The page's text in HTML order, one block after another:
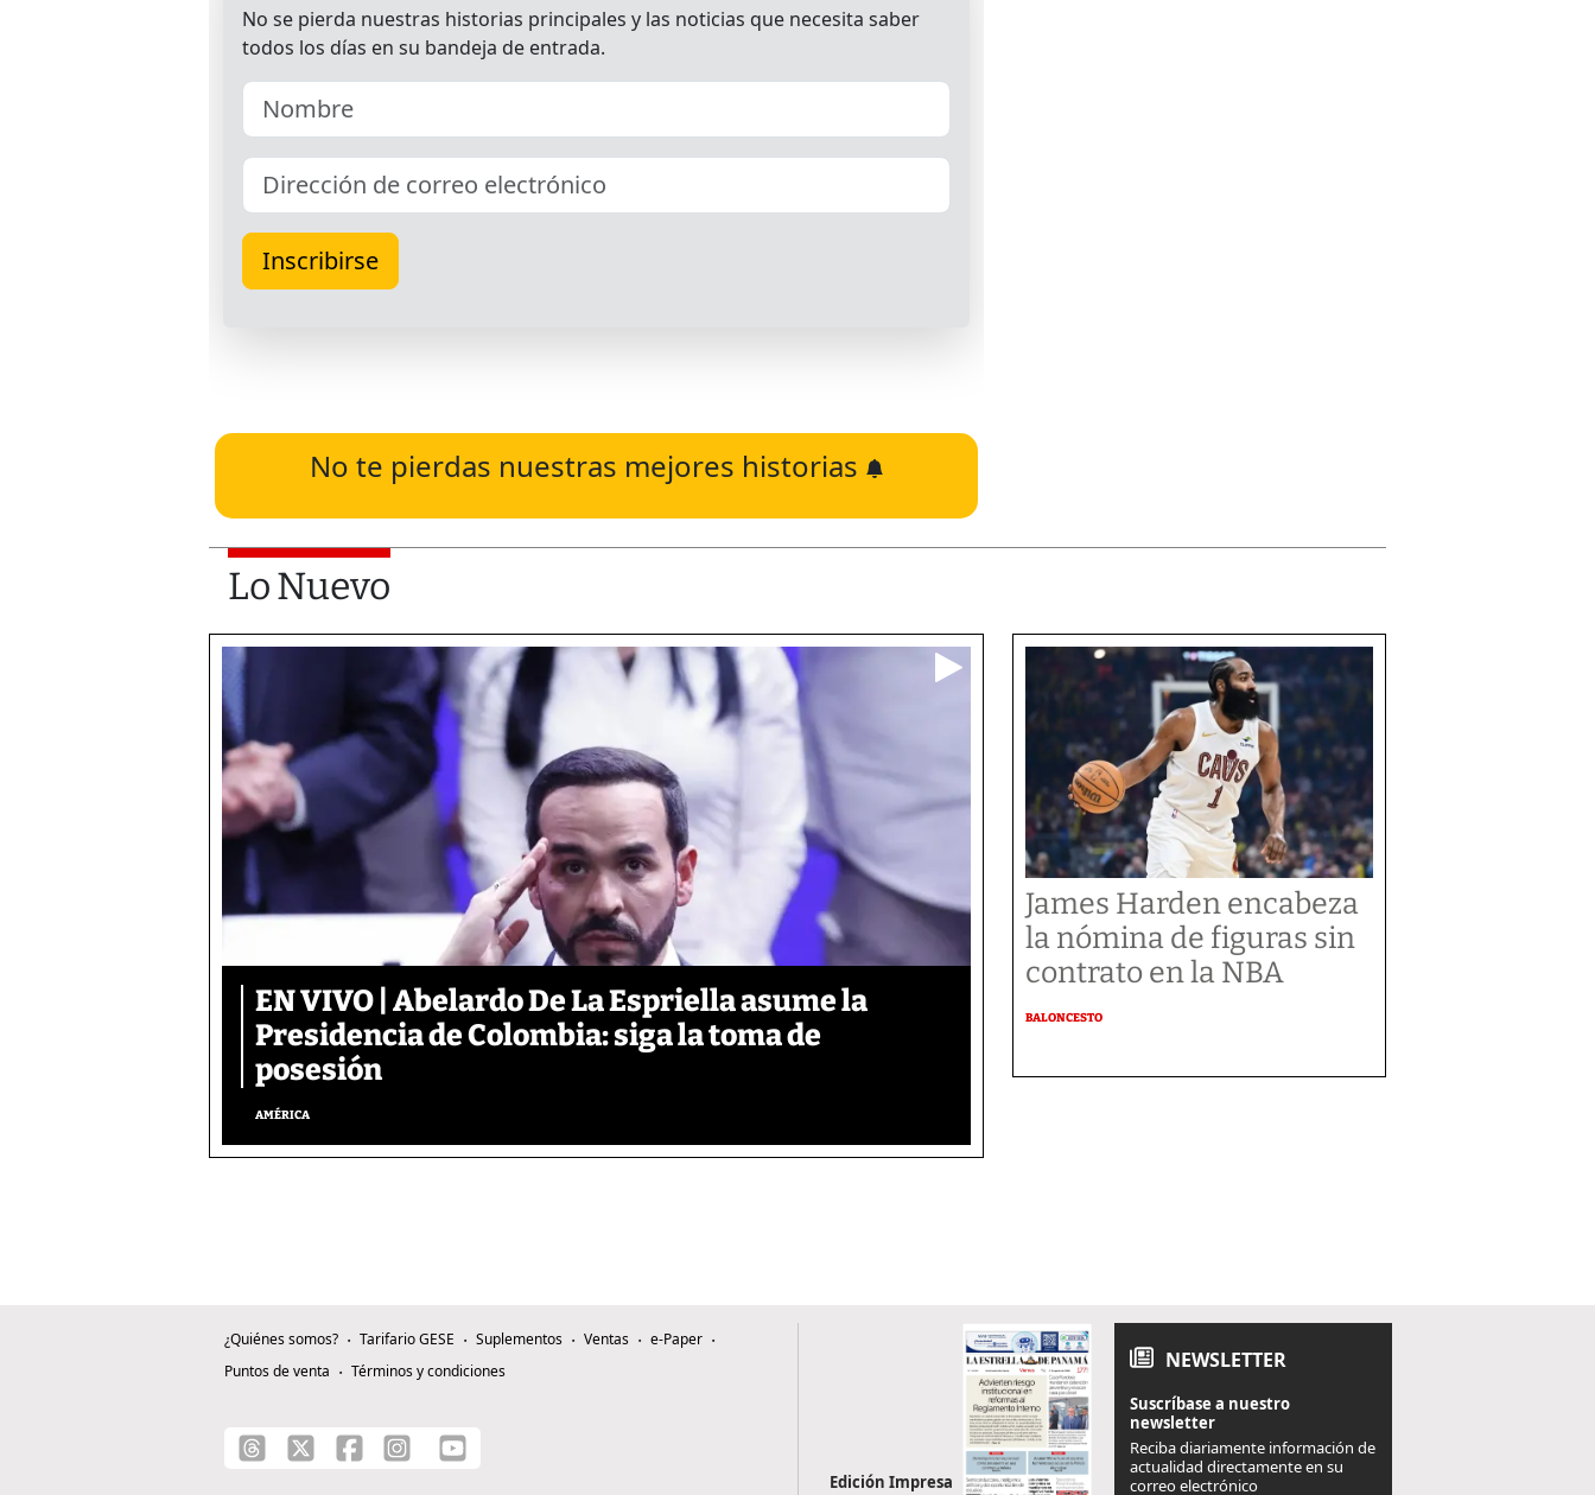
No te pierdas nuestras mejores historias
Lo Nuevo
EN VIVO | Abelardo De La Espriella asume la
Presidencia de Colombia: siga la toma de
posesión
AMÉRICA
James Harden encabeza
la nómina de figuras sin
contrato en la NBA
BALONCESTO
¿Quiénes somos? Tarifario GESE Suplementos Ventas
e-Paper
Puntos de venta
Términos y condiciones
Edición Impresa
NEWSLETTER
Suscríbase a nuestro
newsletter
Reciba diariamente información de
actualidad directamente en su
correo electrónico